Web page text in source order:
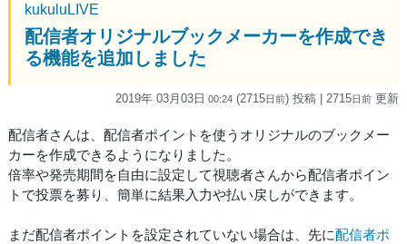
kukuluLIVE
配信者オリジナルブックメーカーを作成でき
る機能を追加しました
2019年 03月03日 00:24 (2715日前) 投稿 | 2715日前 更新
配信者さんは、配信者ポイントを使うオリジナルのブックメー
カーを作成できるようになりました。
倍率や発売期間を自由に設定して視聴者さんから配信者ポイン
トで投票を募り、簡単に結果入力や払い戻しができます。
まだ配信者ポイントを設定されていない場合は、先に配信者ポ